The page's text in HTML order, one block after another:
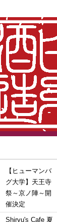
【ヒューマンバ
グ大学】天王寺
祭～京ノ陣～開
催決定
Shiryu's Cafe 夏